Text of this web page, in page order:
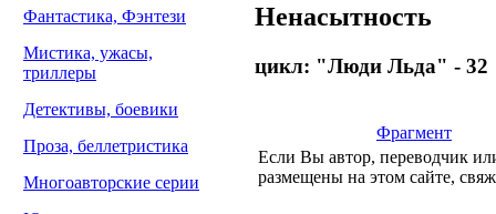
Фантастика, Фэнтези
Мистика, ужасы,
триллеры
Детективы, боевики
Проза, беллетристика
Многоавторские серии
Ненасытность
цикл: "Люди Льда" - 32
Фрагмент
Если Вы автор, переводчик
размещены на этом сайте,